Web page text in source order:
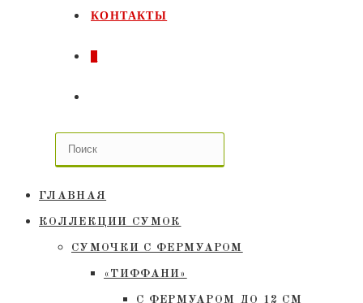
КОНТАКТЫ
ПОИСК
ВЕБ-
ГЛАВНАЯ
КОЛЛЕКЦИИ СУМОК
СУМОЧКИ C ФЕРМУАРОМ
«ТИФФАНИ»
С ФЕРМУАРОМ ДО 12 СМ